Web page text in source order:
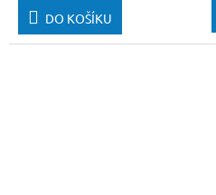
DO KOŠÍKU